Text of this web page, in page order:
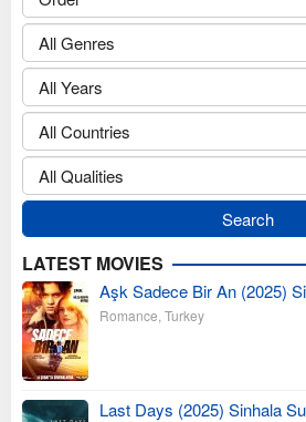
LATEST MOVIES
Aşk Sadece Bir An (2025)
Romance Turkey
Last Days (2025) Sinhala